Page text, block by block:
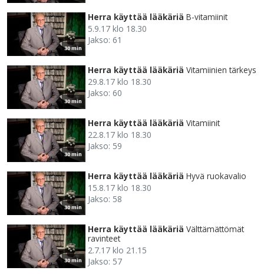
30 min
Herra käyttää lääkäriä B-vitamiinit
5.9.17 klo 18.30
Jakso: 61
30 min
Herra käyttää lääkäriä Vitamiinien tärkeys
29.8.17 klo 18.30
Jakso: 60
30 min
Herra käyttää lääkäriä Vitamiinit
22.8.17 klo 18.30
Jakso: 59
30 min
Herra käyttää lääkäriä Hyvä ruokavalio
15.8.17 klo 18.30
Jakso: 58
30 min
Herra käyttää lääkäriä Välttämättömät
ravinteet
2.7.17 klo 21.15
Jakso: 57